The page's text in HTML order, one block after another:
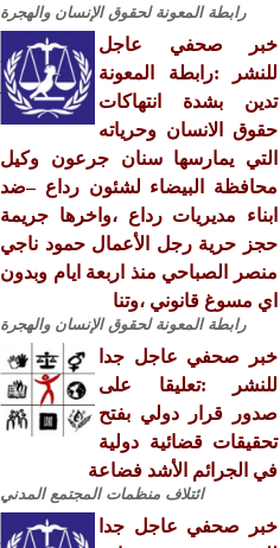
رابطة المعونة لحقوق الإنسان والهجرة
خبر صحفي عاجل
للنشر :رابطة المعونة
تدين بشدة انتهاكات
حقوق الانسان وحرياته
التي يمارسها سنان جرعون وكيل
محافظة البيضاء لشئون رداع –ضد
ابناء مديريات رداع ،واخرها جريمة
حجز حرية رجل الأعمال حمود ناجي
منصر الصباحي منذ اربعة ايام وبدون
اي مسوغ قانوني ،وتنا
رابطة المعونة لحقوق الإنسان والهجرة
خبر صحفي عاجل جدا
للنشر :تعليقا على
صدور قرار دولي بفتح
تحقيقات قضائية دولية
في الجرائم الأشد فضاعة
ائتلاف منظمات المجتمع المدني
خبر صحفي عاجل جدا